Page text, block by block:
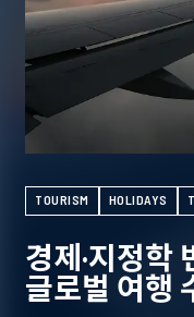
TOURISM HOLIDAYS
경제·지정학
글로벌 여행